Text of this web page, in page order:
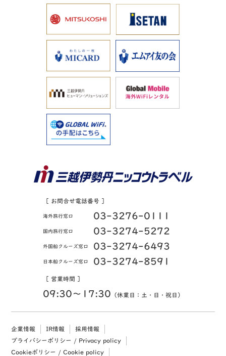
［ お問合せ電話番号 ］
海外旅行窓口 03-3276-0111
国内旅行窓口 03-3274-5272
外国船クルーズ窓口 03-3274-6493
日本船クルーズ窓口 03-3274-8591
［ 営業時間 ］
09:30〜17:30 （休業日：土・日・祝日）
企業情報 IR情報
採用情報
プライバシーポリシー / Privacy policy
Cookieポリシー / Cookie policy